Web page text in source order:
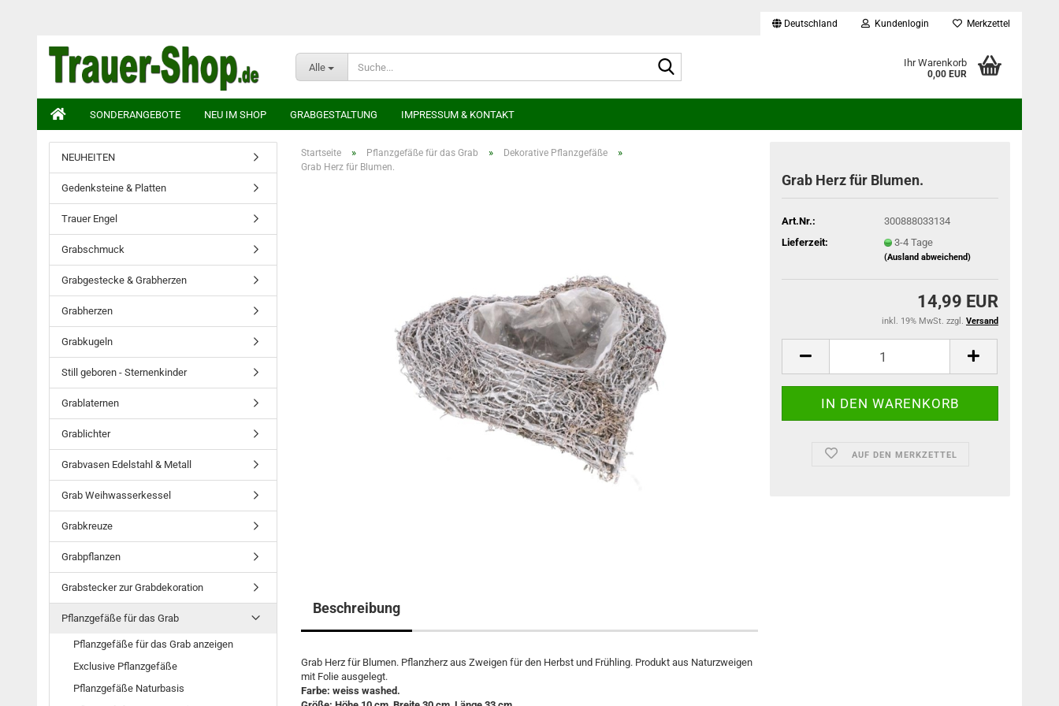
Deutschland Kundenlogin Merkzettel
Alle Ihr Warenkorb
0,00 EUR
SONDERANGEBOTE NEU IM SHOP GRABGESTALTUNG IMPRESSUM & KONTAKT
Startseite » Pflanzgefäße für das Grab » Dekorative Pflanzgefäße »
Grab Herz für Blumen.
Grab Herz für Blumen.
Art.Nr.:
300888033134
Lieferzeit:
3-4 Tage
(Ausland abweichend)
14,99 EUR
inkl. 19% MwSt. zzgl. Versand
AUF DEN MERKZETTEL
Beschreibung
Grab Herz für Blumen. Pflanzherz aus Zweigen für den Herbst und Frühling. Produkt aus Naturzweigen
mit Folie ausgelegt.
Farbe: weiss washed.
NEUHEITEN
Gedenksteine & Platten
Trauer Engel
Grabschmuck
Grabgestecke & Grabherzen
Grabherzen
Grabkugeln
Still geboren - Sternenkinder
Grablaternen
Grablichter
Grabvasen Edelstahl & Metall
Grab Weihwasserkessel
Grabkreuze
Grabpflanzen
Grabstecker zur Grabdekoration
Pflanzgefäße für das Grab
Pflanzgefäße für das Grab anzeigen
Exclusive Pflanzgefäße
Pflanzgefäße Naturbasis